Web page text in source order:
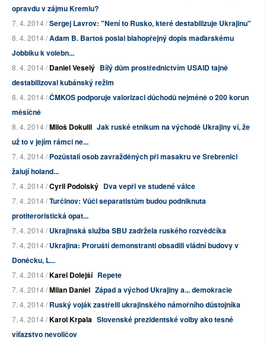
opravdu v zájmu Kremlu?
7. 4. 2014 /Sergej Lavrov: "Není to Rusko, které destabilizuje Ukrajinu"
8. 4. 2014 /Adam B. Bartoš poslal blahopřejný dopis maďarskému
Jobbiku k volebn...
8. 4. 2014 /Daniel Veselý Bílý dům prostřednictvím USAID tajně
destabilizoval kubánský režim
8. 4. 2014 /ČMKOS podporuje valorizaci důchodů nejméně o 200 korun
měsíčně
8. 4. 2014 /Miloš Dokulil Jak ruské etnikum na východě Ukrajiny ví, že
už to v jejím rámci ne...
7. 4. 2014 /Pozůstalí osob zavražděných při masakru ve Srebrenici
žalují holand...
7. 4. 2014 /Cyril Podolský Dva vepři ve studené válce
7. 4. 2014 /Turčinov: Vůči separatistům budou podniknuta
protiteroristická opat...
7. 4. 2014 /Ukrajinská služba SBU zadržela ruského rozvědčíka
7. 4. 2014 /Ukrajina: Proruští demonstranti obsadili vládní budovy v
Doněcku, L...
7. 4. 2014 /Karel Dolejší Repete
7. 4. 2014 /Milan Daniel Západ a východ Ukrajiny a... demokracie
7. 4. 2014 /Ruský voják zastřelil ukrajinského námořního důstojníka
7. 4. 2014 /Karol Krpala Slovenské prezidentské volby ako tesné
víťazstvo nevoličov